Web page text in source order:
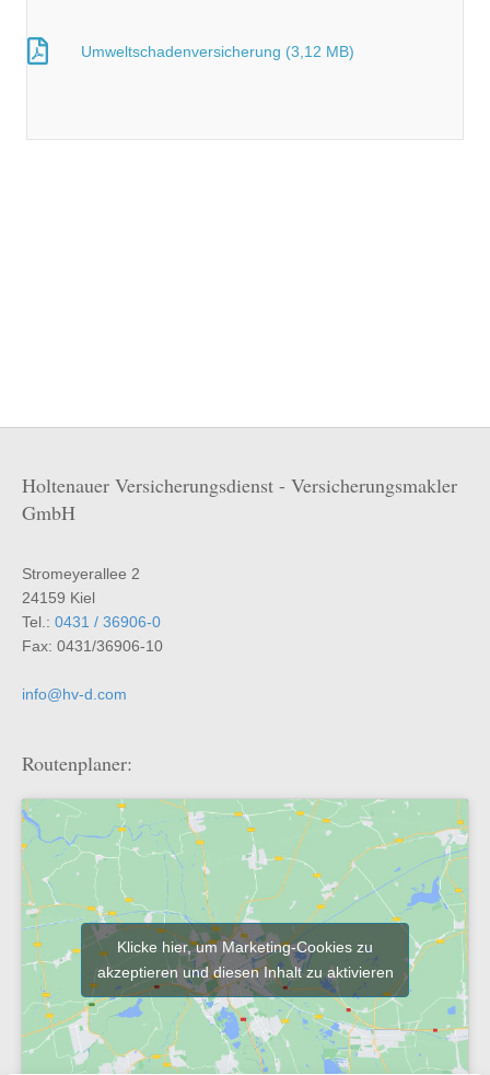
Umweltschadenversicherung (3,12 MB)
Holtenauer Versicherungsdienst - Versicherungsmakler
GmbH
Stromeyerallee 2
24159 Kiel
Tel.: 0431 / 36906-0
Fax: 0431/36906-10
info@hv-d.com
Routenplaner:
Klicke hier, um Marketing-Cookies zu
akzeptieren und diesen Inhalt zu aktivieren